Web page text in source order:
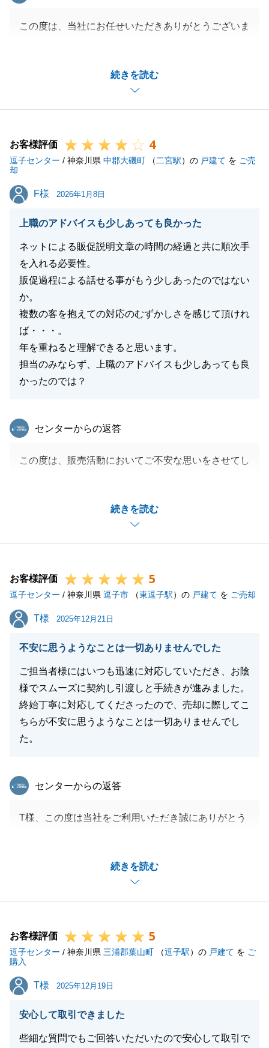
続きを読む
この度は、当社にお任せいただきありがとうございま
ので私も引き渡しが近づくにつれ寂しさを感じており
ましたが、良いお住み替えができ嬉しく思います。
またご相談事がござましたらいつでもお問合せくださ
す。
お客様評価 4
逗子センター / 神奈川県 中郡大磯町 （ 二宮駅）の 戸建て を ご売
却
F様
F様 2026年1月8日
上職のアドバイスも少しあっても良かった
ネットによる販促説明文章の時間の経過と共に順次手
を入れる必要性。
販促過程による話せる事がもう少しあったのではない
か。
複数の客を抱えての対応のむずかしさを感じて頂けれ
ば・・・。
年を重ねると理解できると思います。
担当のみならず、上職のアドバイスも少しあっても良
かったのでは？
続きを読む
東急リバブル
センターからの返答
この度は、販売活動においてご不安な思いをさせてし
ス等、より力を入れて取り組んでまいります。
今後はより質の高いサポートをご提供できるよう、徹
底いたします。
閉じる
お客様評価 5
逗子センター / 神奈川県 逗子市 （東逗子駅）の 戸建て を ご売却
T様
T様 2025年12月21日
不安に思うようなことは一切ありませんでした
ご担当者様にはいつも迅速に対応していただき、お陰
様でスムーズに契約し引渡しと手続きが進みました。
終始丁寧に対応してくださったので、売却に際してこ
ちらが不安に思うようなことは一切ありませんでし
た。
続きを読む
東急リバブル
センターからの返答
T様、この度は当社をご利用いただき誠にありがとう
ムーズに進めることができました。
今後はお会いす機会が少なくなりますが、またお困り
の事などございましたらお気軽にご連絡いただけると
この度はありがとうございました。
お客様評価 5
逗子センター / 神奈川県 三浦郡葉山町 （逗子駅）の 戸建て を ご
購入
T様
T様 2025年12月19日
安心して取引できました
些細な質問でもご回答いただいたので安心して取引で